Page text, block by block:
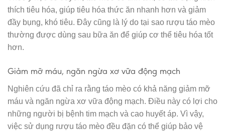
thích tiêu hóa, giúp tiêu hóa thức ăn nhanh hơn và giảm
đầy bụng, khó tiêu. Đây cũng là lý do tại sao rượu táo mèo
thường được dùng sau bữa ăn để giúp cơ thể tiêu hóa tốt
hơn.
Giảm mỡ máu, ngăn ngừa xơ vữa động mạch
Nghiên cứu đã chỉ ra rằng táo mèo có khả năng giảm mỡ
máu và ngăn ngừa xơ vữa động mạch. Điều này có lợi cho
những người bị bệnh tim mạch và cao huyết áp. Vì vậy,
việc sử dụng rượu táo mèo đều đặn có thể giúp bảo vệ